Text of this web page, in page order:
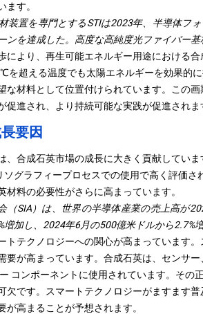
ます。
装置を専門とするSTIは2023年、半導体フ
ンを達成した。高度な高純度光ファイバー基
により、再生可能エネルギー用途における
を超える温度でも太陽エネルギーを効果的
な材料として位置付けられています。この
促進され、より持続可能な実践が促進されま
要因
、合成石英市場の成長に大きく貢献してい
ソグラフィープロセスでの使用で高く評価さ
材料の必要性がさらに高まっています。
（SIA）は、世界の半導体産業の売上高が
加し、2024年6月の500億米ドルから2.7%
トテクノロジーへの関心が高まっています。
要が高まっています。合成石英は、センサ
コンポーネントに使用されています。その
欠です。スマートテクノロジーがますます
高まることが予想されます。